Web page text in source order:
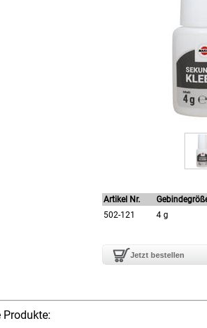
Artikel Nr.
502-121
4 g
Produkte: